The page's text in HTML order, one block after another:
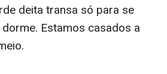
deita transa só para se
Estamos casados a